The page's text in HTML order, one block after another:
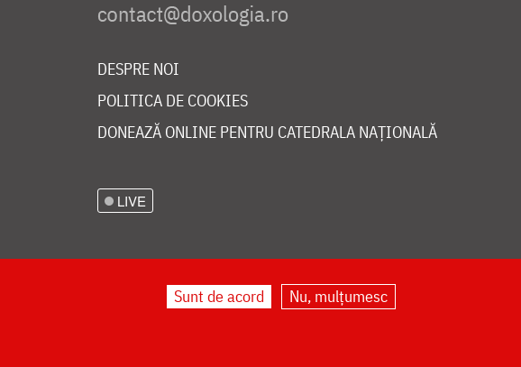
DESPRE NOI
POLITICA DE COOKIES
DONEAZĂ ONLINE PENTRU CATEDRALA NAȚIONALĂ
LIVE
Sunt de acord Nu, mulțumesc